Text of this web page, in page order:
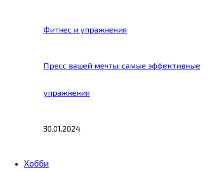
Фитнес и упражнения
Пресс вашей мечты: самые эффективные
упражнения
30.01.2024
Хобби